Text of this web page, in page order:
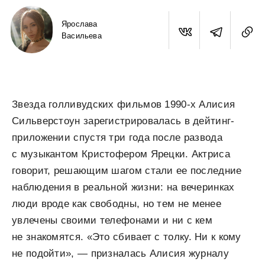
Ярослава
Васильева
Звезда голливудских фильмов 1990-х Алисия
Сильверстоун зарегистрировалась в дейтинг-
приложении спустя три года после развода
с музыкантом Кристофером Ярецки. Актриса
говорит, решающим шагом стали ее последние
наблюдения в реальной жизни: на вечеринках
люди вроде как свободны, но тем не менее
увлечены своими телефонами и ни с кем
не знакомятся. «Это сбивает с толку. Ни к кому
не подойти», — призналась Алисия журналу